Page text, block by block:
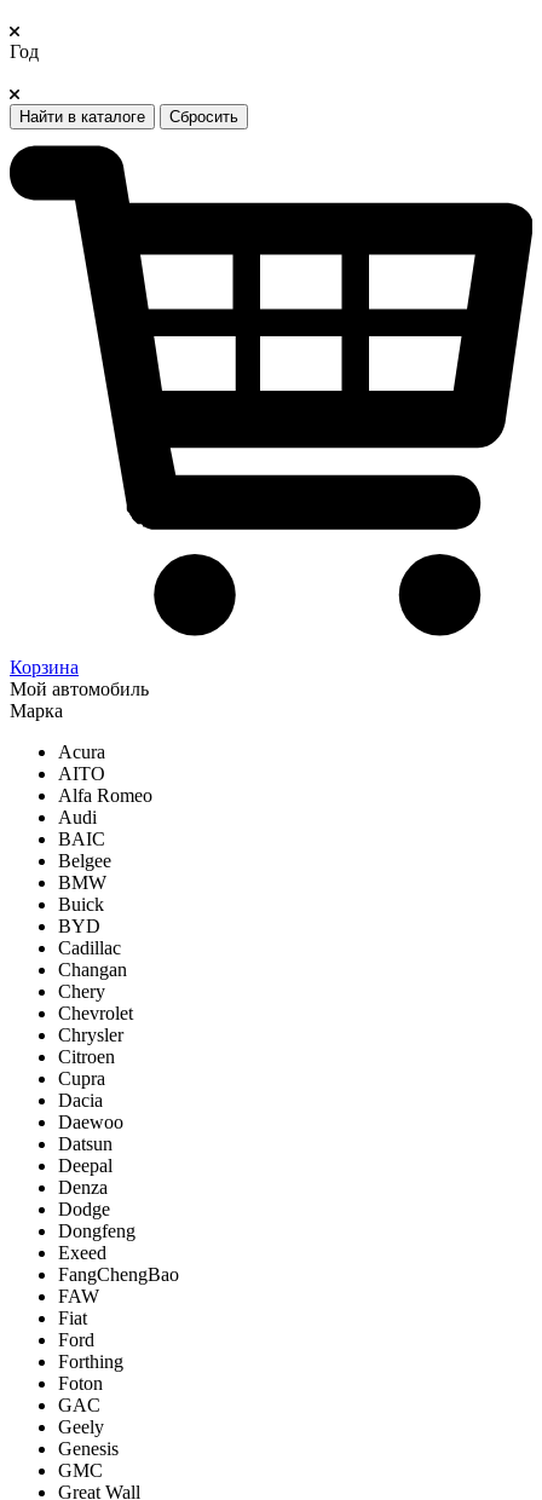
Год
Найти в каталоге Сбросить
Корзина
Мой автомобиль
Марка
Acura
AITO
Alfa Romeo
Audi
BAIC
Belgee
BMW
Buick
BYD
Cadillac
Changan
Chery
Chevrolet
Chrysler
Citroen
Cupra
Dacia
Daewoo
Datsun
Deepal
Denza
Dodge
Dongfeng
Exeed
FangChengBao
FAW
Fiat
Ford
Forthing
Foton
GAC
Geely
Genesis
GMC
Great Wall